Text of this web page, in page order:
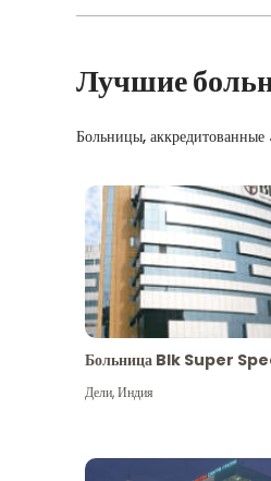
Лучшие
Больницы,
Больница Blk Super
Дели,Индия